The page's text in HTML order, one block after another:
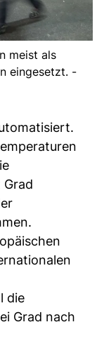
meist als
eingesetzt. -
die
Grad nach